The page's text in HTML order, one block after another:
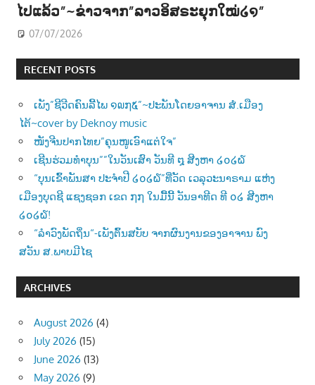
ໄປແລ້ວ”~ຂ່າວຈາກ”ລາວອິສຣະຍຸກໃໝ່໒໑”
07/07/2026
RECENT POSTS
ເພັງ”ຊີວີດຄົນລີ້ໄພ ໑໙໗໕”~ປະພັນໂດຍອາຈານ ສໍ.ເມືອງ
ໄຕ້~cover by Deknoy music
ໜັງຈີນປາກໄທຍ”ຄຸນໜູເອົາແຕ່ໃຈ”
ເຊີນຮ່ວມທຳບຸນ””ໃນວັນເສົາ ວັນທີ ໘ ສີງຫາ ໒໐໒໖
“ບຸນເຂົ້າພັນສາ ປະຈຳປີ ໒໐໒໖”ທີ່ວັດ ເວລຸວະນາຣາມ ແຫ່ງ
ເມືອງບຸດຊີ ແຊງຊອກ ເຂດ ໗໗ ໃນມື້ນີ້ ວັນອາທີດ ທີ ໐໒ ສີງຫາ
໒໐໒໖!
“ລຳວົງພັດຖິ່ນ“-ເພັງຕົ້ນສບັບ ຈາກຜົນງານຂອງອາຈານ ພົງ
ສວັນ ສ.ພາບມີໄຊ
ARCHIVES
August 2026 (4)
July 2026 (15)
June 2026 (13)
May 2026 (9)